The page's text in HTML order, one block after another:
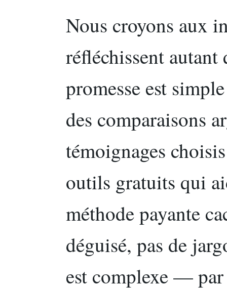
Nous croyons aux
réfléchissent autant
promesse est
des comparaisons
témoignages
outils gratuits qui
méthode payante
déguisé, pas de
est complexe —